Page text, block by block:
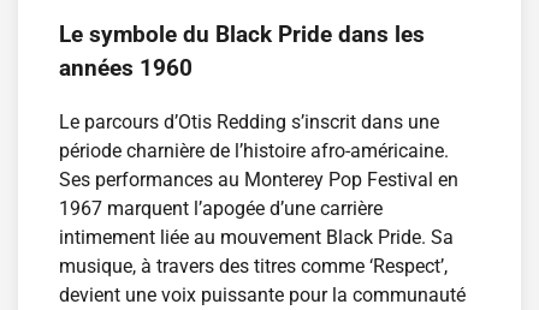
Le symbole du Black Pride dans les
années 1960
Le parcours d’Otis Redding s’inscrit dans une
période charnière de l’histoire afro-américaine.
Ses performances au Monterey Pop Festival en
1967 marquent l’apogée d’une carrière
intimement liée au mouvement Black Pride. Sa
musique, à travers des titres comme ‘Respect’,
devient une voix puissante pour la communauté